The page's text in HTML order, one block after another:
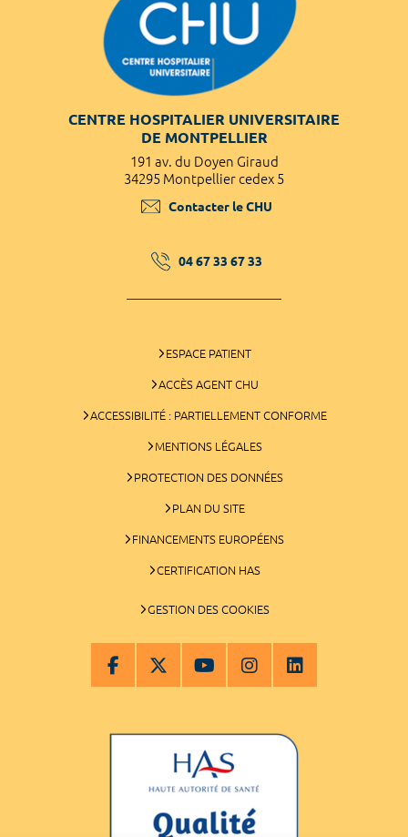
CENTRE HOSPITALIER UNIVERSITAIRE
DE MONTPELLIER
191 av. du Doyen Giraud
34295 Montpellier cedex 5
Contacter le CHU
04 67 33 67 33
ESPACE PATIENT
ACCÈS AGENT CHU
ACCESSIBILITÉ : PARTIELLEMENT CONFORME
MENTIONS LÉGALES
PROTECTION DES DONNÉES
PLAN DU SITE
FINANCEMENTS EUROPÉENS
CERTIFICATION HAS
GESTION DES COOKIES